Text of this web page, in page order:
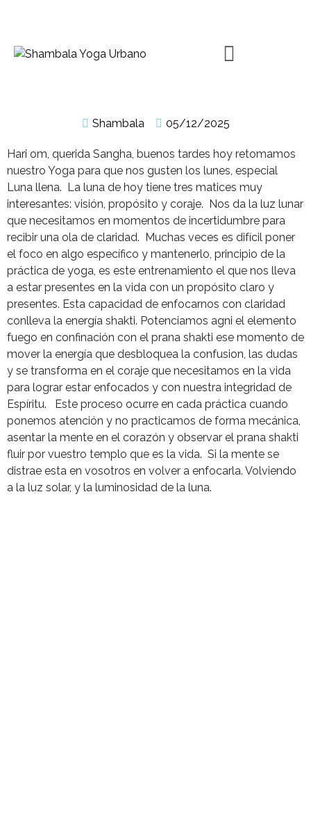
Shambala 05/12/2025
Hari om, querida Sangha, buenos tardes hoy retomamos
nuestro Yoga para que nos gusten los lunes, especial
Luna llena. La luna de hoy tiene tres matices muy
interesantes: visión, propósito y coraje. Nos da la luz lunar
que necesitamos en momentos de incertidumbre para
recibir una ola de claridad. Muchas veces es difícil poner
el foco en algo específico y mantenerlo, principio de la
práctica de yoga, es este entrenamiento el que nos lleva
a estar presentes en la vida con un propósito claro y
presentes. Esta capacidad de enfocarnos con claridad
conlleva la energía shakti. Potenciamos agni el elemento
fuego en confinación con el prana shakti ese momento de
mover la energía que desbloquea la confusion, las dudas
y se transforma en el coraje que necesitamos en la vida
para lograr estar enfocados y con nuestra integridad de
Espíritu. Este proceso ocurre en cada práctica cuando
ponemos atención y no practicamos de forma mecánica,
asentar la mente en el corazón y observar el prana shakti
fluir por vuestro templo que es la vida. Si la mente se
distrae esta en vosotros en volver a enfocarla. Volviendo
a la luz solar, y la luminosidad de la luna.